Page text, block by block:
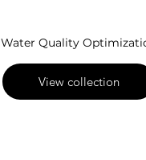
Water Quality
View collection